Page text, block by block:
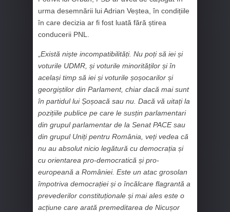
urma desemnării lui Adrian Veștea, în condițiile
în care decizia ar fi fost luată fără știrea
conducerii PNL.
Există niște incompatibilități. Nu poți să iei și
voturile UDMR, și voturile minorităților și în
același timp să iei și voturile șoșocarilor și
georgiștilor din Parlament, chiar dacă mai sunt
în partidul lui Șoșoacă sau nu. Dacă vă uitați la
pozițiile publice pe care le susțin parlamentari
din grupul parlamentar de la Senat PACE sau
din grupul Uniți pentru România, veți vedea că
nu au absolut nicio legătură cu democrația și
cu orientarea pro-democratică și pro-
europeană a României. Este un atac grosolan
împotriva democrației și o încălcare flagrantă a
prevederilor constituționale și mai ales este o
acțiune care arată premeditarea de Nicușor